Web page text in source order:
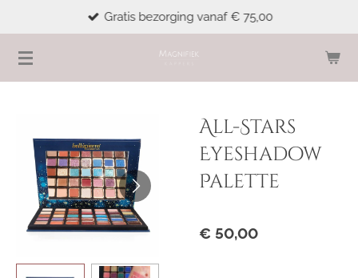
naar
de
Gratis bezorging vanaf € 75,00
All-Stars
Eyeshadow
Palette
€ 50,00